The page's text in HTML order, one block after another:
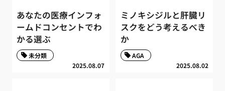
あなたの医療インフォ
ームドコンセントでわ
かる選ぶ
2025.08.07
未分類
ミノキシジルと肝臓リ
スクをどう考えるべき
か
2025.08.02
AGA